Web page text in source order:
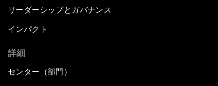
リーダーシップとガバナンス
インパクト
詳細
センター（部門）